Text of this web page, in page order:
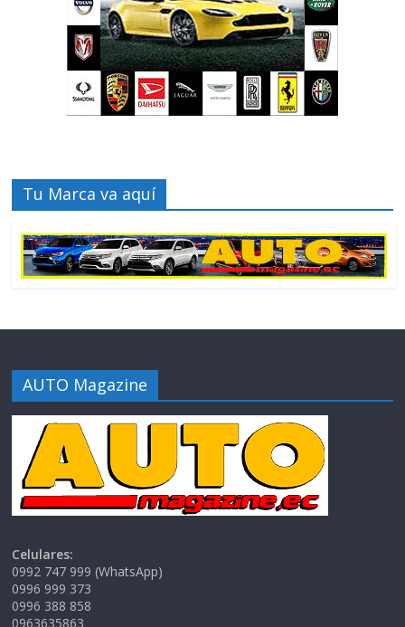
Tu Marca va aquí
AUTO Magazine
Celulares:
0992 747 999 (WhatsApp)
0996 999 373
0996 388 858
0963635863